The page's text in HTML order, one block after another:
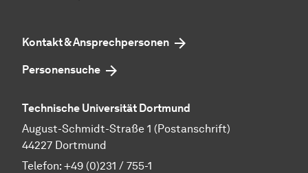
Kontakt & Ansprechpersonen
Personensuche
Technische Universität Dortmund
August-Schmidt-Straße 1 (Postanschrift)
44227 Dortmund
Telefon: +49 (0)231 / 755-1